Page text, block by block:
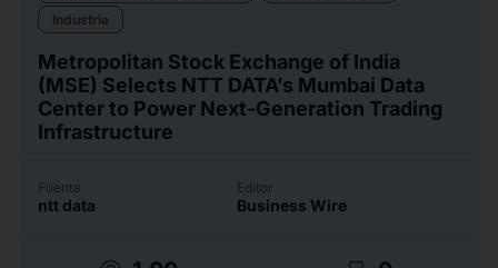
Industria
Metropolitan Stock Exchange of India
(MSE) Selects NTT DATA’s Mumbai Data
Center to Power Next-Generation Trading
Infrastructure
Fuente
ntt data
Editor
Business Wire